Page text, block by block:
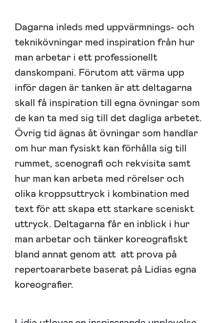
Dagarna inleds med uppvärmnings- och
teknikövningar med inspiration från hur
man arbetar i ett professionellt
danskompani. Förutom att värma upp
inför dagen är tanken är att deltagarna
skall få inspiration till egna övningar som
de kan ta med sig till det dagliga arbetet.
Övrig tid ägnas åt övningar som handlar
om hur man fysiskt kan förhålla sig till
rummet, scenografi och rekvisita samt
hur man kan arbeta med rörelser och
olika kroppsuttryck i kombination med
text för att skapa ett starkare sceniskt
uttryck. Deltagarna får en inblick i hur
man arbetar och tänker koreografiskt
bland annat genom att att prova på
repertoararbete baserat på Lidias egna
koreografier.